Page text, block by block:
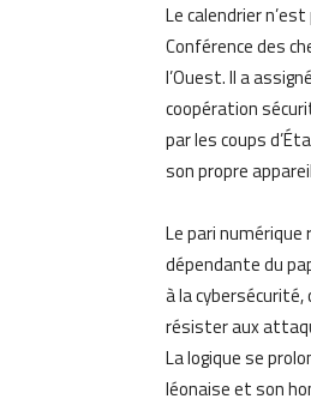
Le calendrier
Conférence des
l’Ouest. Il a
coopération
par les coups
son propre
Le pari
dépendante du
à la
résister aux
La logique se
léonaise et son